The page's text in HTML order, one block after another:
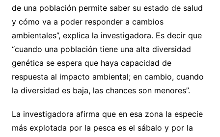
de una población permite saber su estado de salud
y cómo va a poder responder a cambios
ambientales”, explica la investigadora. Es decir que
“cuando una población tiene una alta diversidad
genética se espera que haya capacidad de
respuesta al impacto ambiental; en cambio, cuando
la diversidad es baja, las chances son menores”.
La investigadora afirma que en esa zona la especie
más explotada por la pesca es el sábalo y por la